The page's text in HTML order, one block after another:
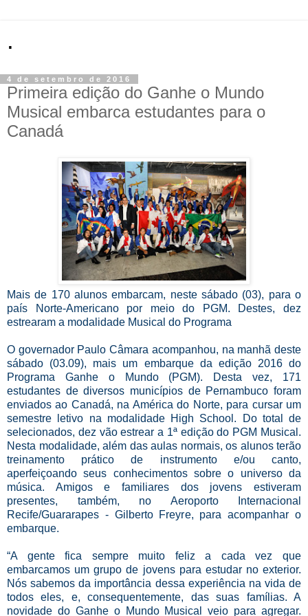
.
4 de setembro de 2016
Primeira edição do Ganhe o Mundo
Musical embarca estudantes para o
Canadá
Mais de 170 alunos embarcam, neste sábado (03), para o
país Norte-Americano por meio do PGM. Destes, dez
estrearam a modalidade Musical do Programa
O governador Paulo Câmara acompanhou, na manhã deste
sábado (03.09), mais um embarque da edição 2016 do
Programa Ganhe o Mundo (PGM). Desta vez, 171
estudantes de diversos municípios de Pernambuco foram
enviados ao Canadá, na América do Norte, para cursar um
semestre letivo na modalidade High School. Do total de
selecionados, dez vão estrear a 1ª edição do PGM Musical.
Nesta modalidade, além das aulas normais, os alunos terão
treinamento prático de instrumento e/ou canto,
aperfeiçoando seus conhecimentos sobre o universo da
música. Amigos e familiares dos jovens estiveram
presentes, também, no Aeroporto Internacional
Recife/Guararapes - Gilberto Freyre, para acompanhar o
embarque.
“A gente fica sempre muito feliz a cada vez que
embarcamos um grupo de jovens para estudar no exterior.
Nós sabemos da importância dessa experiência na vida de
todos eles, e, consequentemente, das suas famílias. A
novidade do Ganhe o Mundo Musical veio para agregar.